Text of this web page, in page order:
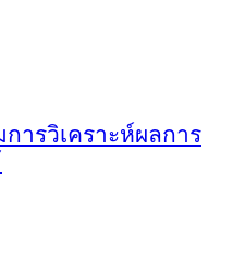
ารวิเคราะห์ผลการ